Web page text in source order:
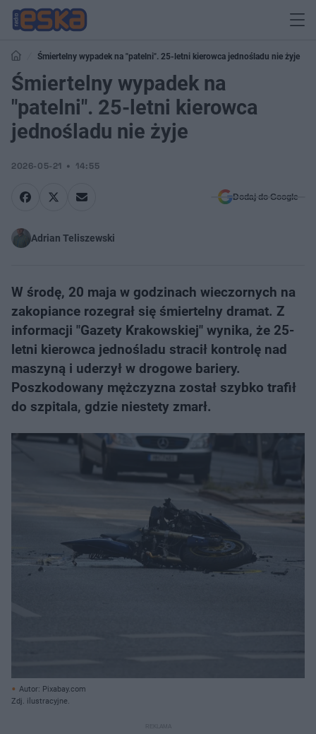
Śmiertelny wypadek na "patelni". 25-letni kierowca jednośladu nie żyje
Śmiertelny wypadek na
"patelni". 25-letni kierowca
jednośladu nie żyje
2026-05-21 14:55
Dodaj do Google
Adrian Teliszewski
W środę, 20 maja w godzinach wieczornych na
zakopiance rozegrał się śmiertelny dramat. Z
informacji "Gazety Krakowskiej" wynika, że 25-
letni kierowca jednośladu stracił kontrolę nad
maszyną i uderzył w drogowe bariery.
Poszkodowany mężczyzna został szybko trafił
do szpitala, gdzie niestety zmarł.
Autor: Pixabay.com
Zdj. ilustracyjne.